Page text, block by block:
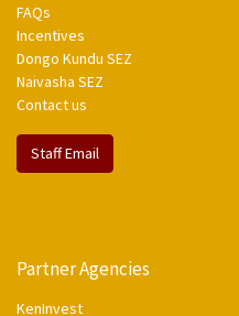
FAQs
Incentives
Dongo Kundu SEZ
Naivasha SEZ
Contact us
Staff Email
Partner Agencies
KenInvest